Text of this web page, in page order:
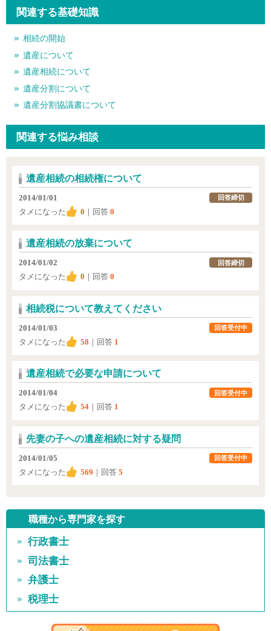
関連する基礎知識
相続の開始
遺産について
遺産相続について
遺産分割について
遺産分割協議書について
関連する悩み相談
遺産相続の相続権について
2014/01/01
タメになった
0 ｜回答 0
回答締切
遺産相続の放棄について
2014/01/02
タメになった
0 ｜回答 0
回答締切
相続税について教えてください
2014/01/03
タメになった
58 ｜回答 1
回答受付中
遺産相続で必要な申請について
2014/01/04
タメになった
54 ｜回答 1
回答受付中
先妻の子への遺産相続に対する疑問
2014/01/05
タメになった
569 ｜回答 5
回答受付中
職種から専門家を探す
行政書士
司法書士
弁護士
税理士